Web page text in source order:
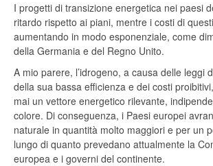
I progetti di transizione energetica nei paesi
ritardo rispetto ai piani, mentre i costi di
aumentando in modo esponenziale, come
della Germania e del Regno Unito.
A mio parere, l’idrogeno, a causa delle leggi
della sua bassa efficienza e dei costi
mai un vettore energetico rilevante,
colore. Di conseguenza, i Paesi europei
naturale in quantità molto maggiori e per un
lungo di quanto prevedano attualmente la
europea e i governi del continente.